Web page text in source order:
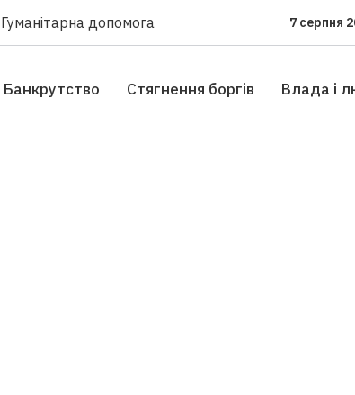
Гуманітарна допомога 7 серпня
Банкрутство Стягнення боргiв Влада i